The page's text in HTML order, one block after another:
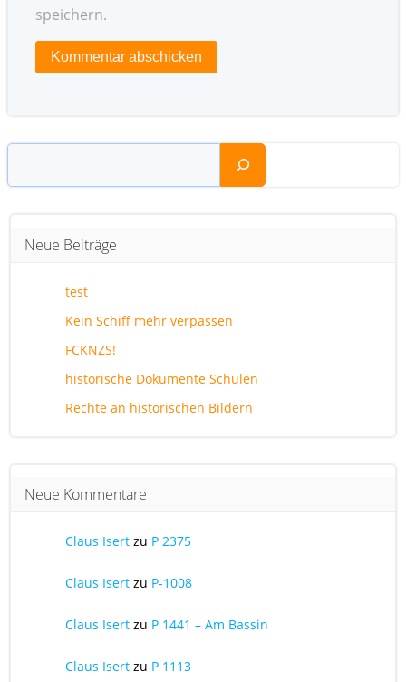
speichern.
Suchen
Neue Beiträge
test
Kein Schiff mehr verpassen
FCKNZS!
historische Dokumente Schulen
Rechte an historischen Bildern
Neue Kommentare
Claus Isert zu P 2375
Claus Isert zu P-1008
Claus Isert zu P 1441 – Am Bassin
Claus Isert zu P 1113